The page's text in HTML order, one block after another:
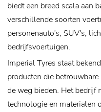
biedt een breed scala aan
verschillende soorten
personenauto's, SUV's,
bedrijfsvoertuigen.
Imperial Tyres staat
producten die
de weg bieden. Het bedrijf
technologie en materialen